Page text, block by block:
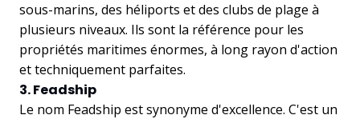
sous-marins, des héliports et des clubs de plage à
plusieurs niveaux. Ils sont la référence pour les
propriétés maritimes énormes, à long rayon d'action
et techniquement parfaites.
3. Feadship
Le nom Feadship est synonyme d'excellence. C'est un